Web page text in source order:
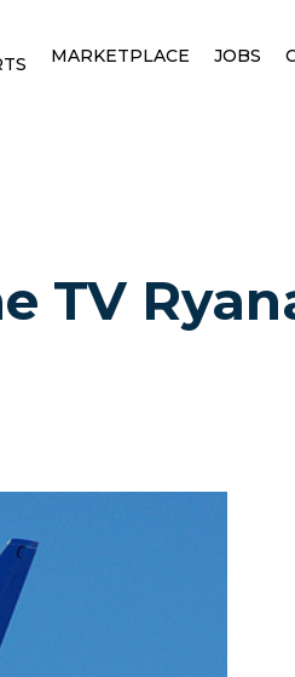
MARKETPLACE JOBS
TV